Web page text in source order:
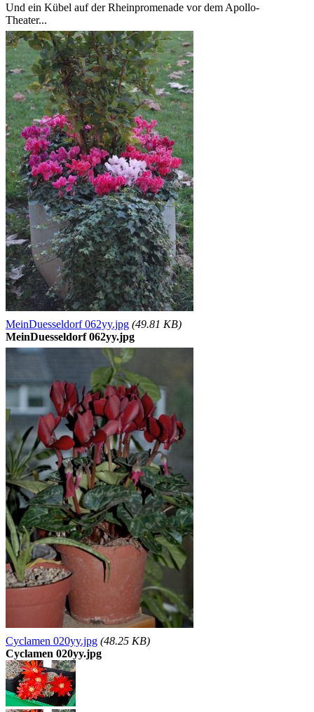
Und ein Kübel auf der Rheinpromenade vor dem Apollo-
Theater...
MeinDuesseldorf 062yy.jpg (49.81 KB)
MeinDuesseldorf 062yy.jpg
Cyclamen 020yy.jpg (48.25 KB)
Cyclamen 020yy.jpg